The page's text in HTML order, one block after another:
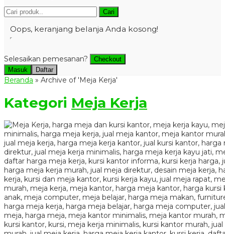
Cari
Oops, keranjang belanja Anda kosong!
Selesaikan pemesanan?
Checkout
Masuk
Daftar
Beranda » Archive of 'Meja Kerja'
Kategori Meja Kerja